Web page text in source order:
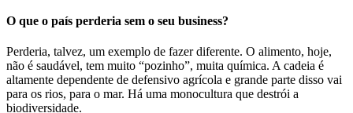
O que o país perderia sem o seu business?
Perderia, talvez, um exemplo de fazer diferente. O alimento, hoje,
não é saudável, tem muito “pozinho”, muita química. A cadeia é
altamente dependente de defensivo agrícola e grande parte disso vai
para os rios, para o mar. Há uma monocultura que destrói a
biodiversidade.